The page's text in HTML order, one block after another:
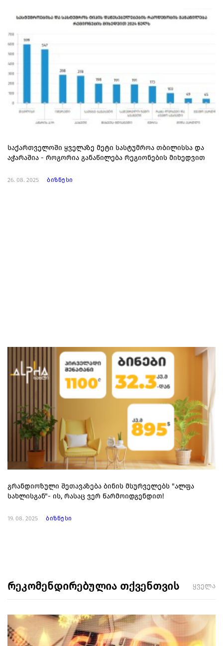
საქართველოში ყველაზე მეტი სასტუმროა თბილისსა და
აჭარაშია - როგორია განაწილება რეგიონების მიხედვით
26. 08. 2025 ბიზნესი
გრანდიოზული შეთავაზება ბინის მსურველებს "ალფა
სახლისგან"- ის, რასაც ვერ წარმოიდგენდით!
19. 08. 2025 ბიზნესი
რეკომენდირებულია თქვენთვის ყველა